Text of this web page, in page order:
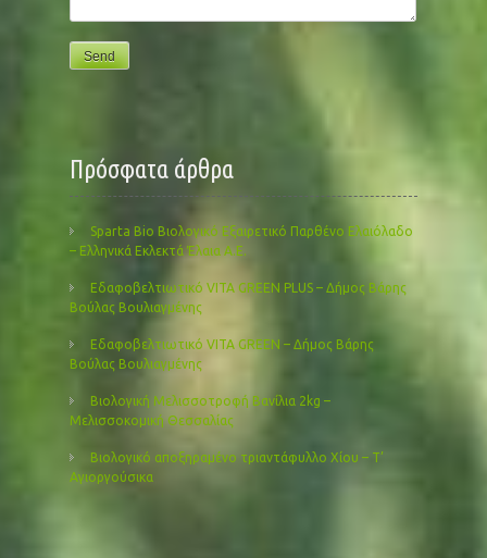
Πρόσφατα άρθρα
Sparta Bio Βιολογικό Εξαιρετικό Παρθένο Ελαιόλαδο
– Ελληνικά Εκλεκτά Έλαια Α.Ε.
Εδαφοβελτιωτικό VITA GREEN PLUS – Δήμος Βάρης
Βούλας Βουλιαγμένης
Εδαφοβελτιωτικό VITA GREEN – Δήμος Βάρης
Βούλας Βουλιαγμένης
Βιολογική Μελισσοτροφή Βανίλια 2kg –
Μελισσοκομική Θεσσαλίας
Βιολογικό αποξηραμένο τριαντάφυλλο Χίου – Τ’
Αγιοργούσικα